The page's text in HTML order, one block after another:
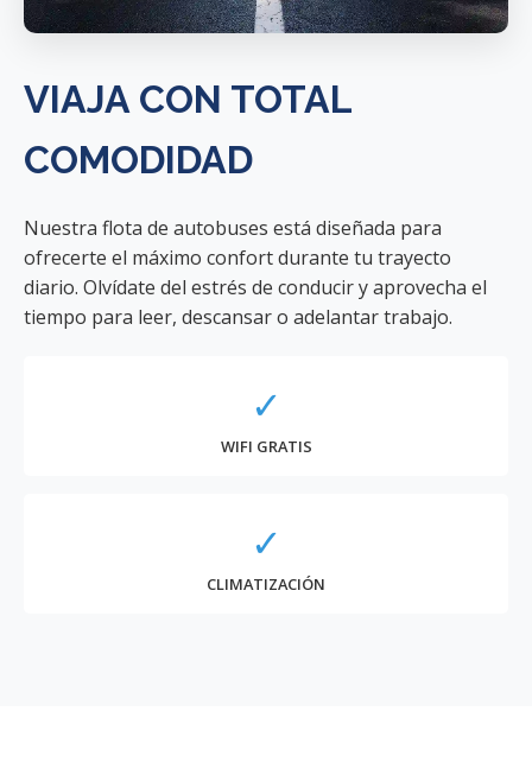
VIAJA CON TOTAL
COMODIDAD
Nuestra flota de autobuses está diseñada para
ofrecerte el máximo confort durante tu trayecto
diario. Olvídate del estrés de conducir y aprovecha el
tiempo para leer, descansar o adelantar trabajo.
✓
WIFI GRATIS
✓
CLIMATIZACIÓN